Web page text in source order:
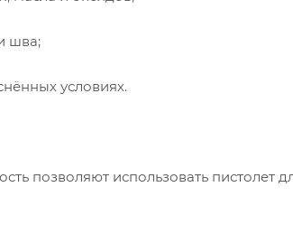
шва;
условиях.
позволяют использовать пистолет